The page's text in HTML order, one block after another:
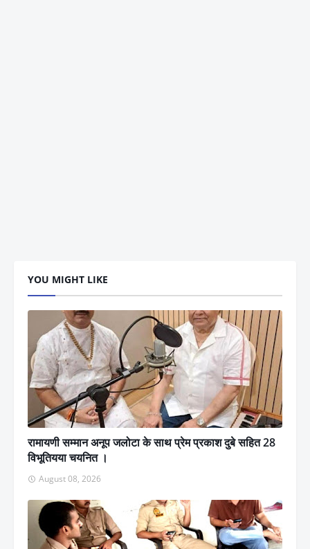
YOU MIGHT LIKE
रामायणी सम्मान अनूप जलोटा के साथ प्रेम प्रकाश दुबे सहित 28
विभूतियया चयनित ।
August 08, 2026